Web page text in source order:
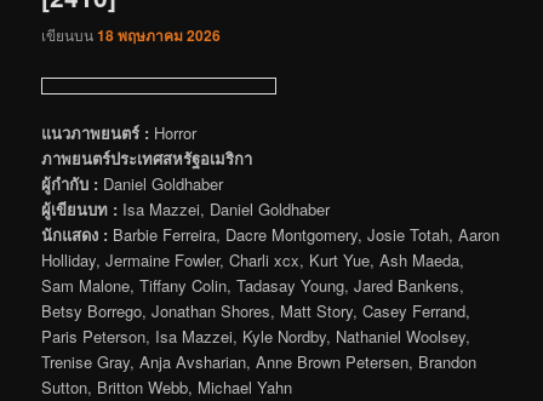
เขียนบน18 พฤษภาคม 2026
แนวภาพยนตร์ : Horror
ภาพยนตร์ประเทศสหรัฐอเมริกา
ผู้กำกับ : Daniel Goldhaber
ผู้เขียนบท : Isa Mazzei, Daniel Goldhaber
นักแสดง : Barbie Ferreira, Dacre Montgomery, Josie Totah, Aaron
Holliday, Jermaine Fowler, Charli xcx, Kurt Yue, Ash Maeda,
Sam Malone, Tiffany Colin, Tadasay Young, Jared Bankens,
Betsy Borrego, Jonathan Shores, Matt Story, Casey Ferrand,
Paris Peterson, Isa Mazzei, Kyle Nordby, Nathaniel Woolsey,
Trenise Gray, Anja Avsharian, Anne Brown Petersen, Brandon
Sutton, Britton Webb, Michael Yahn